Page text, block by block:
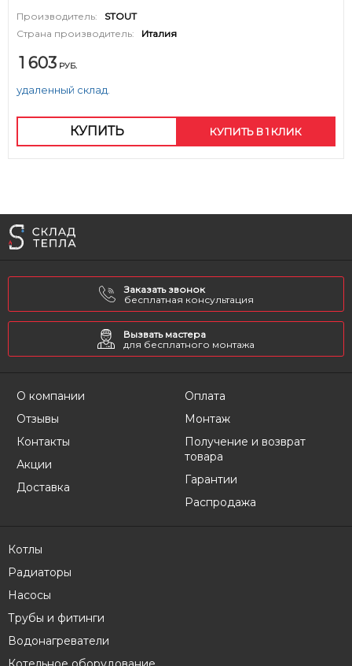
Производитель:
STOUT
Страна производитель:
Италия
1 603 РУБ.
удаленный склад.
КУПИТЬ КУПИТЬ В 1 КЛИК
Заказать звонок
бесплатная консультация
Вызвать мастера
для бесплатного монтажа
О компании
Отзывы
Контакты
Акции
Доставка
Оплата
Монтаж
Получение и возврат
товара
Гарантии
Распродажа
Котлы
Радиаторы
Насосы
Трубы и фитинги
Водонагреватели